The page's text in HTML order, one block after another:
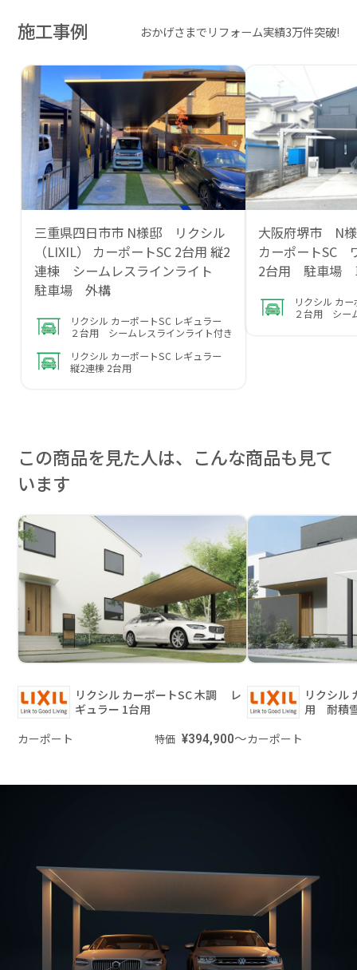
施工事例 おかげさまでリフォーム実績3万件突破!
三重県四日市市 N様邸 リクシル
（LIXIL） カーポートSC 2台用 縦2
連棟 シームレスラインライト
駐車場 外構
リクシル カーポートSC レギュラー
２台用 シームレスラインライト付き
リクシル カーポートSC レギュラー
縦2連棟 2台用
大阪府堺市 N
カーポート
2台用 駐車場
リクシル カ
２台用 シー
この商品を見た人は、こんな商品も見て
います
リクシル カーポートSC 木調 レ
ギュラー 1台用
カーポート
特価 ¥394,900～
リクシル
用 耐積
カーポート